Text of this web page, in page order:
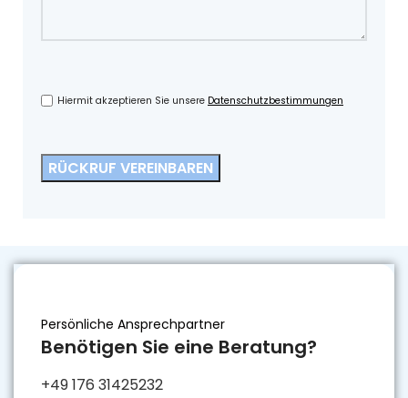
Hiermit akzeptieren Sie unsere Datenschutzbestimmungen
Persönliche Ansprechpartner
Benötigen Sie eine Beratung?
+49 176 31425232